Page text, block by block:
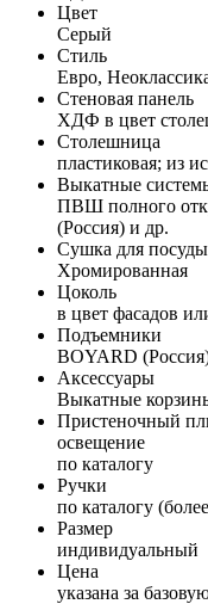
Цвет
Серый
Стиль
Евро,
Стеновая панель
ХДФ в цвет
Столешница
пластиковая; из
Выкатные
ПВШ полного
(Россия) и др.
Сушка для посуды
Хромированная
Цоколь
в цвет фасадов
Подъемники
BOYARD
Аксессуары
Выкатные
Пристеночный
освещение
по каталогу
Ручки
по каталогу
Размер
индивидуальный
Цена
указана за